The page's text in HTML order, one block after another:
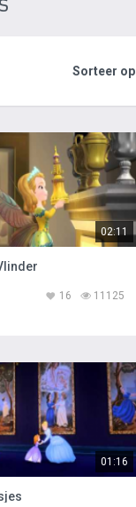
Sorteer op
02:11
11125
16
01:16